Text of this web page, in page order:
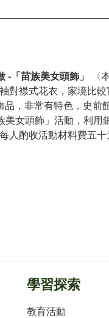
-「苗族美女頭飾」
〈
對襟式花衣，家境比
，非常有特色，史
女頭飾」活動，利
酌收活動材料費五
學習探索
教育活動